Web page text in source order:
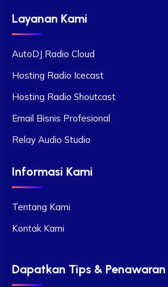
Layanan Kami
AutoDJ Radio Cloud
Hosting Radio Icecast
Hosting Radio Shoutcast
Email Bisnis Profesional
Relay Audio Studio
Informasi Kami
Tentang Kami
Kontak Kami
Dapatkan Tips &